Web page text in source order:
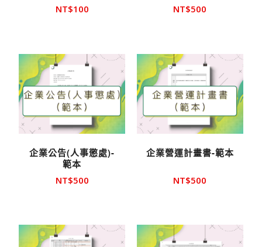
NT$100 NT$500
企業公告(人事懲處)-
範本
NT$500
企業營運計畫書-範本
NT$500